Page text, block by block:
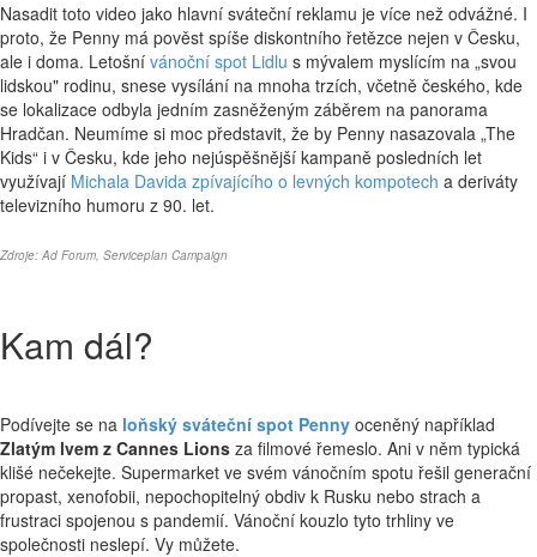
Nasadit toto video jako hlavní sváteční reklamu je více než odvážné. I
proto, že Penny má pověst spíše diskontního řetězce nejen v Česku,
ale i doma. Letošní vánoční spot Lidlu s mývalem myslícím na „svou
lidskou" rodinu, snese vysílání na mnoha trzích, včetně českého, kde
se lokalizace odbyla jedním zasněženým záběrem na panorama
Hradčan. Neumíme si moc představit, že by Penny nasazovala „The
Kids“ i v Česku, kde jeho nejúspěšnější kampaně posledních let
využívají Michala Davida zpívajícího o levných kompotech a deriváty
televizního humoru z 90. let.
Zdroje: Ad Forum, Serviceplan Campaign
Kam dál?
Podívejte se na loňský sváteční spot Penny oceněný například
Zlatým lvem z Cannes Lions za filmové řemeslo. Ani v něm typická
klišé nečekejte. Supermarket ve svém vánočním spotu řešil generační
propast, xenofobii, nepochopitelný obdiv k Rusku nebo strach a
frustraci spojenou s pandemií. Vánoční kouzlo tyto trhliny ve
společnosti neslepí. Vy můžete.